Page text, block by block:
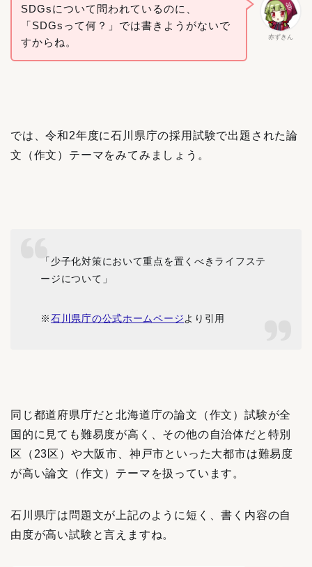
赤ずきん
SDGsについて問われているのに、
「SDGsって何？」では書きようがないで
すからね。
では、令和2年度に石川県庁の採用試験で出題された論
文（作文）テーマをみてみましょう。
「少子化対策において重点を置くべきライフステ
ージについて」
※石川県庁の公式ホームページより引用
同じ都道府県庁だと北海道庁の論文（作文）試験が全
国的に見ても難易度が高く、その他の自治体だと特別
区（23区）や大阪市、神戸市といった大都市は難易度
が高い論文（作文）テーマを扱っています。
石川県庁は問題文が上記のように短く、書く内容の自
由度が高い試験と言えますね。